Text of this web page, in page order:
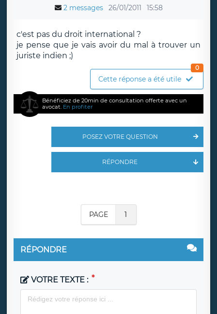
2 messages 26/01/2011 15:58
c'est pas du droit international ?
je pense que je vais avoir du mal à trouver un
juriste indien ;)
Cette réponse a été utile
0
Bénéficiez de 20min de consultation offerte avec un
avocat. En profiter
POSEZ VOTRE QUESTION
RÉPONDRE
PAGE 1
RÉPONDRE
VOTRE TEXTE :